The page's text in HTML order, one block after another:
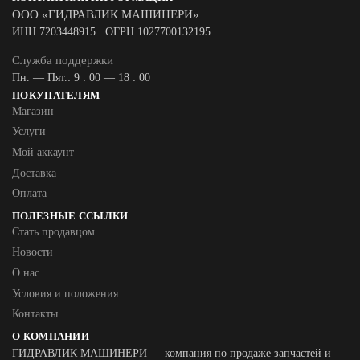
ООО «ГИДРАВЛИК МАШИНЕРИ»
ИНН 7203448915 ОГРН 1027700132195
Служба поддержки
Пн. — Пят.: 9 : 00 — 18 : 00
ПОКУПАТЕЛЯМ
Магазин
Услуги
Мой аккаунт
Доставка
Оплата
ПОЛЕЗНЫЕ ССЫЛКИ
Стать продавцом
Новости
О нас
Условия и положения
Контакты
О КОМПАНИИ
ГИДРАВЛИК МАШИНЕРИ — компания по продаже запчастей и